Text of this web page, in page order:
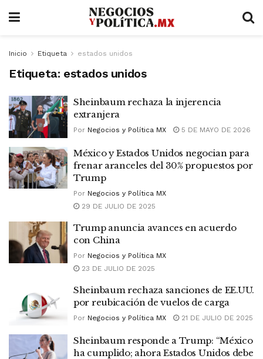
Inicio Etiqueta estados unidos
Etiqueta: estados unidos
Sheinbaum rechaza la injerencia
extranjera
Por Negocios y Política MX 5 DE MAYO DE 2026
México y Estados Unidos negocian para
frenar aranceles del 30% propuestos por
Trump
Por Negocios y Política MX
29 DE JULIO DE 2025
Trump anuncia avances en acuerdo
con China
Por Negocios y Política MX
23 DE JULIO DE 2025
Sheinbaum rechaza sanciones de EE.UU.
por reubicación de vuelos de carga
Por Negocios y Política MX 21 DE JULIO DE 2025
Sheinbaum responde a Trump: “México
ha cumplido; ahora Estados Unidos debe